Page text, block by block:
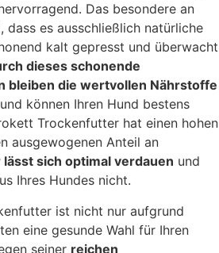
Das besondere an
dass es ausschließlich natürliche
kalt gepresst und überwacht
dieses schonende
bleiben die wertvollen Nährstoffe
und können Ihren Hund bestens
Trockenfutter hat einen hohen
ausgewogenen Anteil an
lässt sich optimal verdauen und
Ihres Hundes nicht.
ist nicht nur aufgrund
eine gesunde Wahl für Ihren
seiner reichen